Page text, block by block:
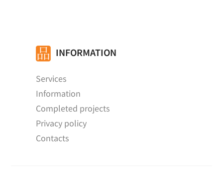
INFORMATION
Services
Information
Completed projects
Privacy policy
Contacts